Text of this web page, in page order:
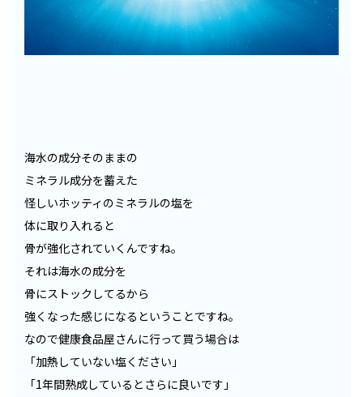
海水の成分そのままの
ミネラル成分を蓄えた
怪しいホッティのミネラルの塩を
体に取り入れると
骨が強化されていくんですね。
それは海水の成分を
骨にストックしてるから
強くなった感じになるということですね。
なので健康食品屋さんに行って買う場合は
「加熱していない塩ください」
「1年間熟成しているとさらに良いです」